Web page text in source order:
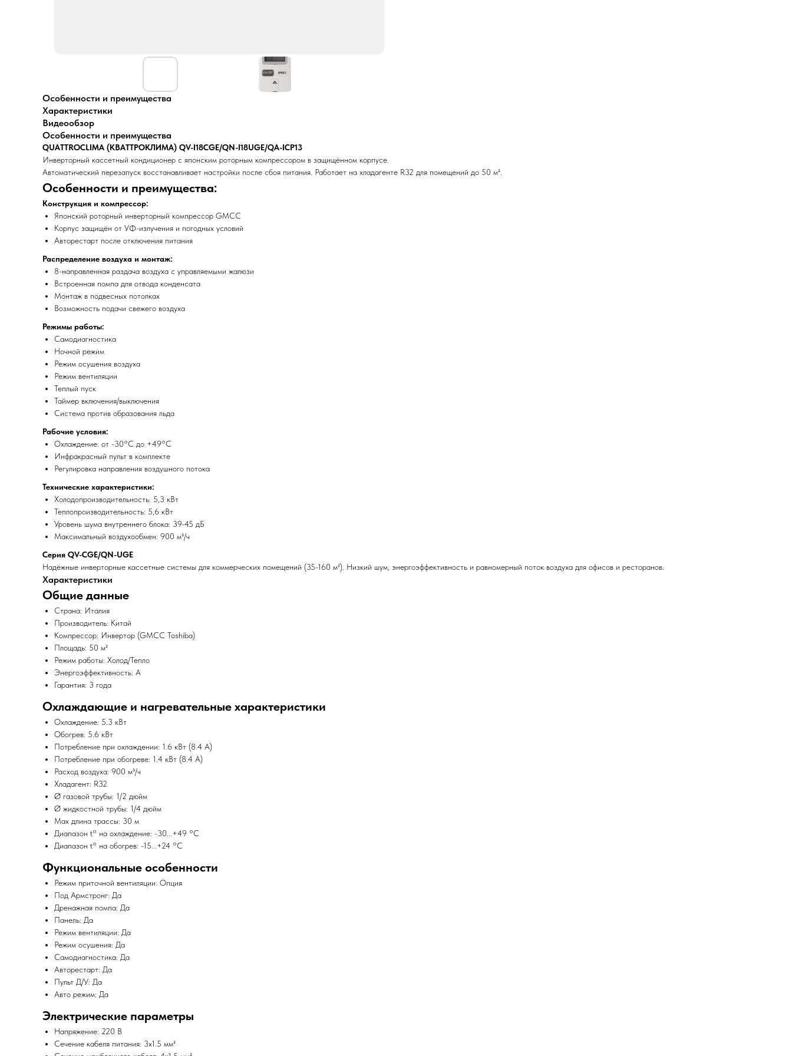
Особенности и преимущества
Характеристики
Видеообзор
Особенности и преимущества
QUATTROCLIMA (КВАТТРОКЛИМА) QV-I18CGE/QN-I18UGE/QA-ICP13
Инверторный кассетный кондиционер с японским роторным компрессором в защищённом корпусе.
Автоматический перезапуск восстанавливает настройки после сбоя питания. Работает на хладагенте R32 для помещений до 50 м².
Особенности и преимущества:
Конструкция и компрессор:
Японский роторный инверторный компрессор GMCC
Корпус защищён от УФ-излучения и погодных условий
Авторестарт после отключения питания
Распределение воздуха и монтаж:
8-направленная раздача воздуха с управляемыми жалюзи
Встроенная помпа для отвода конденсата
Монтаж в подвесных потолках
Возможность подачи свежего воздуха
Режимы работы:
Самодиагностика
Ночной режим
Режим осушения воздуха
Режим вентиляции
Теплый пуск
Таймер включения/выключения
Система против образования льда
Рабочие условия:
Охлаждение: от -30°C до +49°C
Инфракрасный пульт в комплекте
Регулировка направления воздушного потока
Технические характеристики:
Холодопроизводительность: 5,3 кВт
Теплопроизводительность: 5,6 кВт
Уровень шума внутреннего блока: 39-45 дБ
Максимальный воздухообмен: 900 м³/ч
Серия QV-CGE/QN-UGE
Надёжные инверторные кассетные системы для коммерческих помещений (35-160 м²). Низкий шум, энергоэффективность и равномерный поток воздуха для офисов и ресторанов.
Характеристики
Общие данные
Страна: Италия
Производитель: Китай
Компрессор: Инвертор (GMCC Toshiba)
Площадь: 50 м²
Режим работы: Холод/Тепло
Энергоэффективность: A
Гарантия: 3 года
Охлаждающие и нагревательные характеристики
Охлаждение: 5.3 кВт
Обогрев: 5.6 кВт
Потребление при охлаждении: 1.6 кВт (8.4 A)
Потребление при обогреве: 1.4 кВт (8.4 A)
Расход воздуха: 900 м³/ч
Хладагент: R32
Ø газовой трубы: 1/2 дюйм
Ø жидкостной трубы: 1/4 дюйм
Max длина трассы: 30 м
Диапазон t° на охлаждение: -30...+49 °C
Диапазон t° на обогрев: -15...+24 °C
Функциональные особенности
Режим приточной вентиляции: Опция
Под Армстронг: Да
Дренажная помпа: Да
Панель: Да
Режим вентиляции: Да
Режим осушения: Да
Самодиагностика: Да
Авторестарт: Да
Пульт Д/У: Да
Авто режим: Да
Электрические параметры
Напряжение: 220 В
Сечение кабеля питания: 3x1.5 мм²